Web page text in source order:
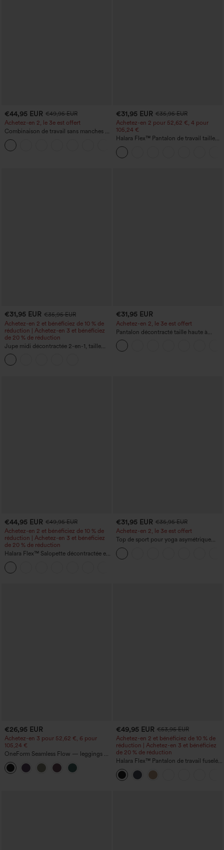
€44,95 EUR €49,95 EUR
Achetez-en 2, le 3e est offert
Combinaison de travail sans manches à
encolure bateau, côtés noués, toucher
frais, rayée, avec poches — Édition Easy
Peezy
€31,95 EUR €35,95 EUR
Achetez-en 2 pour 52,62 €, 4 pour
105,24 €
Halara Flex™ Pantalon de travail taille
haute sculptant la silhouette, gainant la
taille, avec poches, jambe large en
micro-gaufre
€31,95 EUR €35,95 EUR
Achetez-en 2 et bénéficiez de 10 % de
réduction | Achetez-en 3 et bénéficiez
de 20 % de réduction
Jupe midi décontractée 2-en-1, taille
haute à effet gainant, froncée avec
ourlet arrondi, en polaire et PU
€31,95 EUR
Achetez-en 2, le 3e est offert
Pantalon décontracté taille haute à
cordon, coupe large en mélange de lin,
avec poches
€44,95 EUR €49,95 EUR
Achetez-en 2 et bénéficiez de 10 % de
réduction | Achetez-en 3 et bénéficiez
de 20 % de réduction
Halara Flex™ Salopette décontractée en
denim lavé à encolure en V avec poche
€31,95 EUR €35,95 EUR
Achetez-en 2, le 3e est offert
Top de sport pour yoga asymétrique
(une épaule) à manches longues avec
ouverture pour le pouce, ourlet arrondi
haut-bas, séchage rapide, soutien-gorge
€26,95 EUR
Achetez-en 3 pour 52,62 €, 6 pour
105,24 €
OneForm Seamless Flow — leggings de
yoga sans coutures, taille mi-haute, effet
gainant pour le ventre et liftant pour les
fesses
€49,95 EUR €53,95 EUR
Achetez-en 2 et bénéficiez de 10 % de
réduction | Achetez-en 3 et bénéficiez
de 20 % de réduction
Halara Flex™ Pantalon de travail fuselé,
uni, taille haute, avec poches